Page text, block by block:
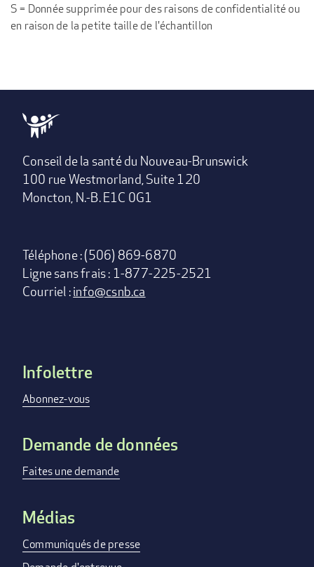
S = Donnée supprimée pour des raisons de confidentialité ou
en raison de la petite taille de l'échantillon
Conseil de la santé du Nouveau-Brunswick
100 rue Westmorland, Suite 120
Moncton, N.-B. E1C 0G1
Téléphone : (506) 869-6870
Ligne sans frais : 1-877-225-2521
Courriel :info@csnb.ca
Footer
menu
Infolettre
Abonnez-vous
Demande de données
Faites une demande
Médias
Communiqués de presse